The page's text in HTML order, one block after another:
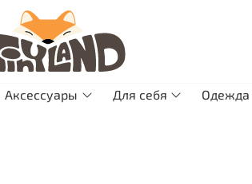
Аксессуары Для себя Одежда